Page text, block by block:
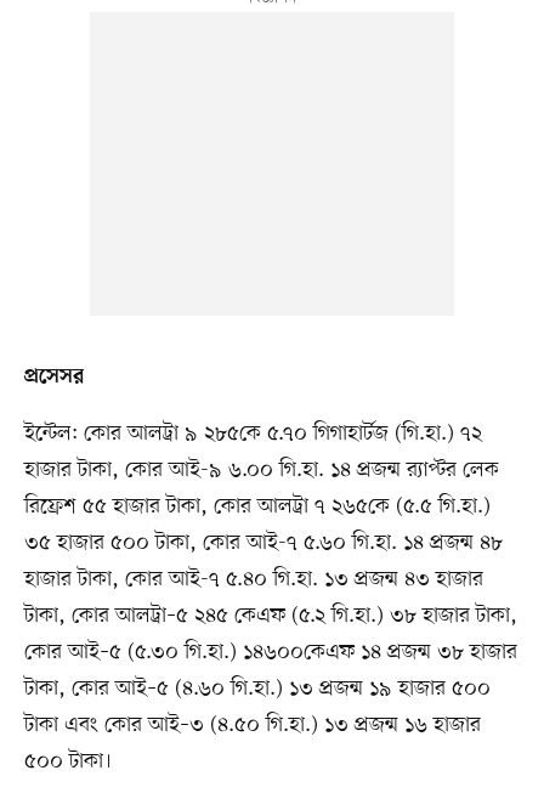
প্রসেসর
ইন্টেল: কোর আলট্রা ৯ ২৮৫কে ৫.৭০ গিগাহার্টজ (গি.হা.) ৭২
হাজার টাকা, কোর আই-৯ ৬.০০ গি.হা. ১৪ প্রজন্ম র‍্যাপ্টর লেক
রিফ্রেশ ৫৫ হাজার টাকা, কোর আলট্রা ৭ ২৬৫কে (৫.৫ গি.হা.)
৩৫ হাজার ৫০০ টাকা, কোর আই-৭ ৫.৬০ গি.হা. ১৪ প্রজন্ম ৪৮
হাজার টাকা, কোর আই-৭ ৫.৪০ গি.হা. ১৩ প্রজন্ম ৪৩ হাজার
টাকা, কোর আলট্রা–৫ ২৪৫ কেএফ (৫.২ গি.হা.) ৩৮ হাজার টাকা,
কোর আই–৫ (৫.৩০ গি.হা.) ১৪৬০০কেএফ ১৪ প্রজন্ম ৩৮ হাজার
টাকা, কোর আই–৫ (৪.৬০ গি.হা.) ১৩ প্রজন্ম ১৯ হাজার ৫০০
টাকা এবং কোর আই–৩ (৪.৫০ গি.হা.) ১৩ প্রজন্ম ১৬ হাজার
৫০০ টাকা।